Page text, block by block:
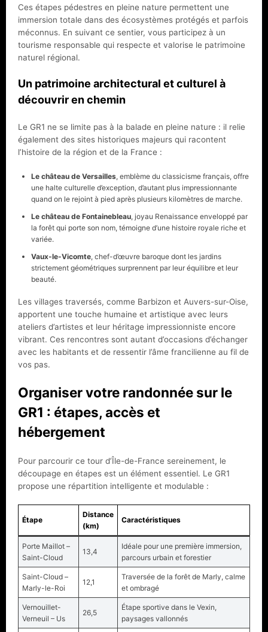
Ces étapes pédestres en pleine nature permettent une
immersion totale dans des écosystèmes protégés et parfois
méconnus. En suivant ce sentier, vous participez à un
tourisme responsable qui respecte et valorise le patrimoine
naturel régional.
Un patrimoine architectural et culturel à
découvrir en chemin
Le GR1 ne se limite pas à la balade en pleine nature : il relie
également des sites historiques majeurs qui racontent
l’histoire de la région et de la France :
Le château de Versailles, emblème du classicisme français, offre
une halte culturelle d’exception, d’autant plus impressionnante
quand on le rejoint à pied après plusieurs kilomètres de marche.
Le château de Fontainebleau, joyau Renaissance enveloppé par
la forêt qui porte son nom, témoigne d’une histoire royale riche et
variée.
Vaux-le-Vicomte, chef-d’œuvre baroque dont les jardins
strictement géométriques surprennent par leur équilibre et leur
beauté.
Les villages traversés, comme Barbizon et Auvers-sur-Oise,
apportent une touche humaine et artistique avec leurs
ateliers d’artistes et leur héritage impressionniste encore
vibrant. Ces rencontres sont autant d’occasions d’échanger
avec les habitants et de ressentir l’âme francilienne au fil de
vos pas.
Organiser votre randonnée sur le
GR1 : étapes, accès et
hébergement
Pour parcourir ce tour d’Île-de-France sereinement, le
découpage en étapes est un élément essentiel. Le GR1
propose une répartition intelligente et modulable :
Étape
Distance
(km)
Caractéristiques
Porte Maillot –
Saint-Cloud
13,4
Idéale pour une première immersion,
parcours urbain et forestier
Saint-Cloud –
Marly-le-Roi
12,1
Traversée de la forêt de Marly, calme
et ombragé
Vernouillet-
Verneuil – Us
26,5
Étape sportive dans le Vexin,
paysages vallonnés